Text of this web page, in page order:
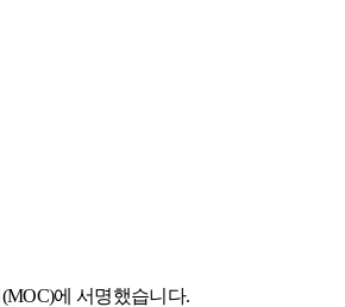
(MOC)에 서명했습니다.